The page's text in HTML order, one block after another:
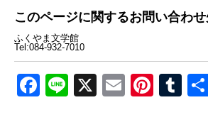
このページに関するお問い合わ
ふくやま文学館
Tel:084-932-7010
Facebook
Line
X Email